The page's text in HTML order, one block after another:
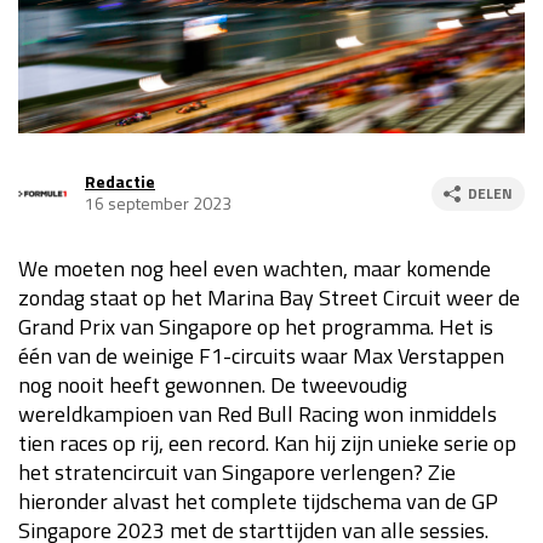
Race
za 13:00 - 15:00
GP VERENIGDE STATEN 2026 23 - 25 okt
Race
zo 21:00 - 23:00
GP MEXICO 2026 30 okt - 01 nov
GP SÃO PAULO 2026 06 - 08 nov
Kwalificatie
za 19:00 - 20:00
Race
zo 18:00 - 20:00
LAS VEGAS GRAND PRIX 2026 20 - 22 nov
Redactie
16 september 2023
DELEN
We moeten nog heel even wachten, maar komende
zondag staat op het Marina Bay Street Circuit weer de
Grand Prix van Singapore op het programma. Het is
één van de weinige F1-circuits waar Max Verstappen
nog nooit heeft gewonnen. De tweevoudig
wereldkampioen van Red Bull Racing won inmiddels
tien races op rij, een record. Kan hij zijn unieke serie op
het stratencircuit van Singapore verlengen? Zie
hieronder alvast het complete tijdschema van de GP
Singapore 2023 met de starttijden van alle sessies.